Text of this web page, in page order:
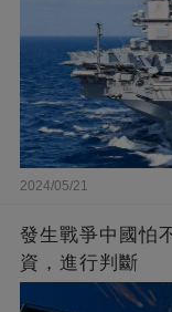
2024/05/21
發生戰爭中國怕
資，進行判斷